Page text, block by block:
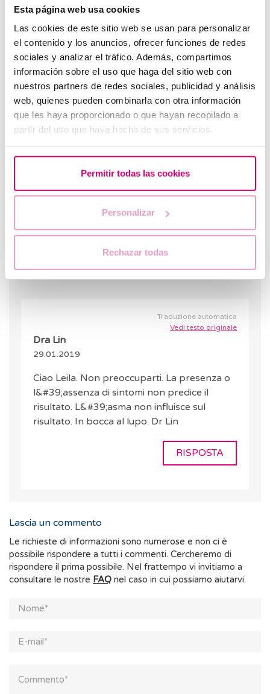
Esta página web usa cookies
Las cookies de este sitio web se usan para personalizar
el contenido y los anuncios, ofrecer funciones de redes
sociales y analizar el tráfico. Además, compartimos
información sobre el uso que haga del sitio web con
nuestros partners de redes sociales, publicidad y análisis
web, quienes pueden combinarla con otra información
que les haya proporcionado o que hayan recopilado a
partir del uso que haya hecho de sus servicios.
Permitir todas las cookies
Personalizar
Rechazar todas
Traduzione automatica
Vedi testo originale
Leila. Nab
24.01.2019
Ciao ho 43 anni c è il mio primo Fiv Do 2 ambyons.
Per insufficienza ovarica. Sono stata incinta in
terme apposta. Sono a 10 giorni. Non ho sintomi?
È normale? Specifico che sono asmatico questo
può avere effetto? Grazie in anticipo per il tuo
Traduzione automatica
Vedi testo originale
Dra Lin
29.01.2019
Ciao Leila. Non preoccuparti. La presenza o
l&#39;assenza di sintomi non predice il
risultato. L&#39;asma non influisce sul
risultato. In bocca al lupo. Dr Lin
RISPOSTA
Lascia un commento
Le richieste di informazioni sono numerose e non ci è
possibile rispondere a tutti i commenti. Cercheremo di
rispondere il prima possibile. Nel frattempo vi invitiamo a
consultare le nostre FAQ nel caso in cui possiamo aiutarvi.